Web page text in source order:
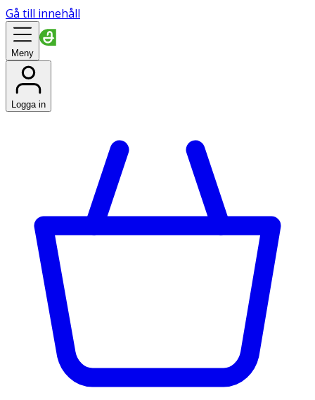
Gå till innehåll
Meny
Logga in